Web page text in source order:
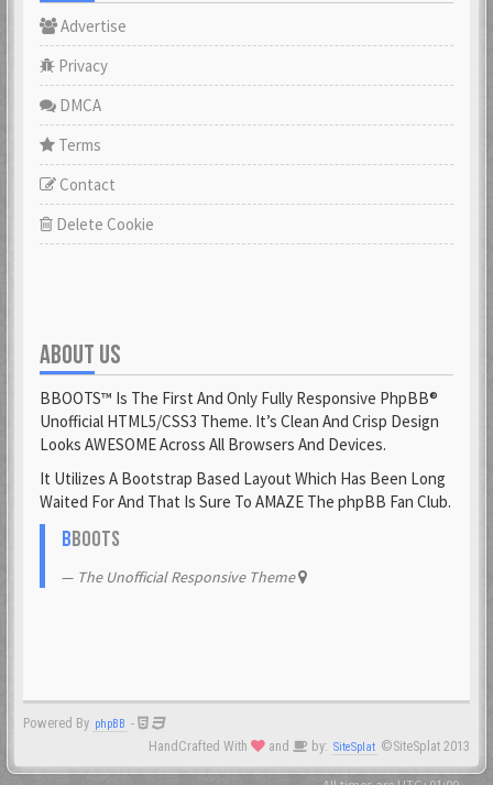
Advertise
Privacy
DMCA
Terms
Contact
Delete Cookie
ABOUT US
BBOOTS™ Is The First And Only Fully Responsive PhpBB®
Unofficial HTML5/CSS3 Theme. It’s Clean And Crisp Design
Looks AWESOME Across All Browsers And Devices.
It Utilizes A Bootstrap Based Layout Which Has Been Long
Waited For And That Is Sure To AMAZE The phpBB Fan Club.
BBOOTS
The Unofficial Responsive Theme
Powered By phpBB -
HandCrafted With
and by: SiteSplat ©SiteSplat 2013